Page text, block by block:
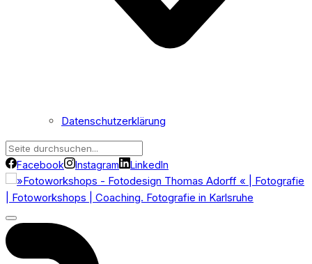
Datenschutzerklärung
Facebook Instagram LinkedIn